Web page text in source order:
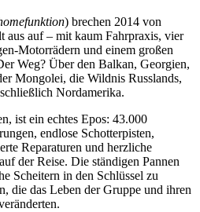
) brechen 2014 von
aus auf – mit kaum Fahrpraxis, vier
Motorrädern und einem großen
Weg? Über den Balkan, Georgien,
Mongolei, die Wildnis Russlands,
Nordamerika.
ist ein echtes Epos: 43.000
endlose Schotterpisten,
Reparaturen und herzliche
der Reise. Die ständigen Pannen
Scheitern in den Schlüssel zu
die das Leben der Gruppe und ihren